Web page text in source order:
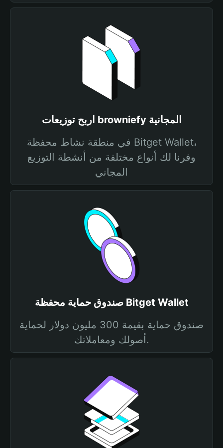
اربح توزيعات browniefy المجانية
في منطقة نشاط محفظة Bitget Wallet،
وفرنا لك أنواع مختلفة من أنشطة التوزيع
المجاني
صندوق حماية محفظة Bitget Wallet
صندوق حماية بقيمة 300 مليون دولار لحماية
أصولك ومعاملاتك.